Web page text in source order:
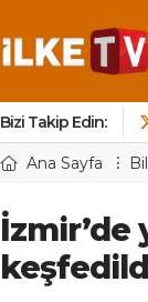
Bizi Takip Edin:
Ana Sayfa